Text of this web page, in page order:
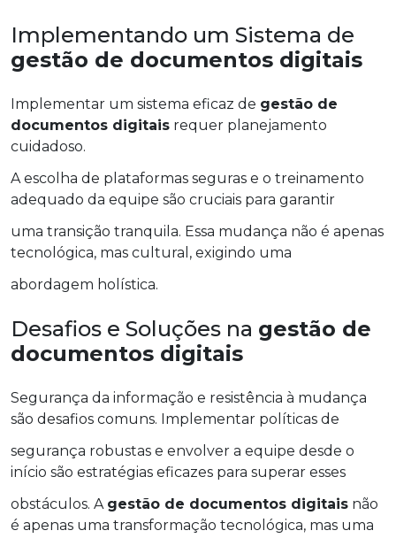
Implementando um Sistema de
gestão de documentos digitais
Implementar um sistema eficaz de gestão de
documentos digitais requer planejamento
cuidadoso.
A escolha de plataformas seguras e o treinamento
adequado da equipe são cruciais para garantir
uma transição tranquila. Essa mudança não é apenas
tecnológica, mas cultural, exigindo uma
abordagem holística.
Desafios e Soluções na gestão de
documentos digitais
Segurança da informação e resistência à mudança
são desafios comuns. Implementar políticas de
segurança robustas e envolver a equipe desde o
início são estratégias eficazes para superar esses
obstáculos. A gestão de documentos digitais não
é apenas uma transformação tecnológica, mas uma